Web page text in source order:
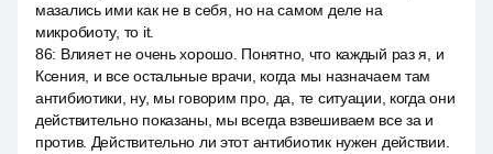
мазались ими как не в себя, но на самом деле на
микробиоту, то it.
86: Влияет не очень хорошо. Понятно, что каждый раз я, и
Ксения, и все остальные врачи, когда мы назначаем там
антибиотики, ну, мы говорим про, да, те ситуации, когда они
действительно показаны, мы всегда взвешиваем все за и
против. Действительно ли этот антибиотик нужен действии.